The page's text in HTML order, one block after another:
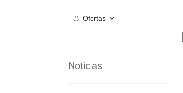
Ofertas
Noticias